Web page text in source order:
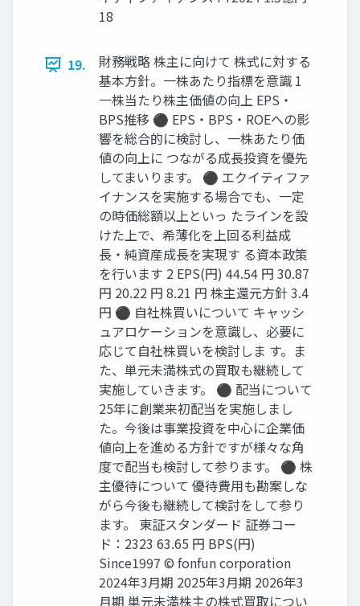
18
19.
財務戦略 株主に向けて 株式に対する
基本方針。一株あたり指標を意識 1
一株当たり株主価値の向上 EPS・
BPS推移 ⚫ EPS・BPS・ROEへの影
響を総合的に検討し、一株あたり価
値の向上に つながる成長投資を優先
してまいります。 ⚫ エクイティファ
イナンスを実施する場合でも、一定
の時価総額以上といっ たラインを設
けた上で、希薄化を上回る利益成
長・純資産成長を実現す る資本政策
を行います 2 EPS(円) 44.54 円 30.87
円 20.22 円 8.21 円 株主還元方針 3.4
円 ⚫ 自社株買いについて キャッシ
ュアロケーションを意識し、必要に
応じて自社株買いを検討しま す。ま
た、単元未満株式の買取も継続して
実施していきます。 ⚫ 配当について
25年に創業来初配当を実施しまし
た。今後は事業投資を中心に企業価
値向上を進める方針ですが様々な角
度で配当も検討して参ります。 ⚫ 株
主優待について 優待費用も勘案しな
がら今後も継続して検討をして参り
ます。 東証スタンダード 証券コー
ド：2323 63.65 円 BPS(円)
Since1997 © fonfun corporation
2024年3月期 2025年3月期 2026年3
月期 単元未満株主の株式買取につい